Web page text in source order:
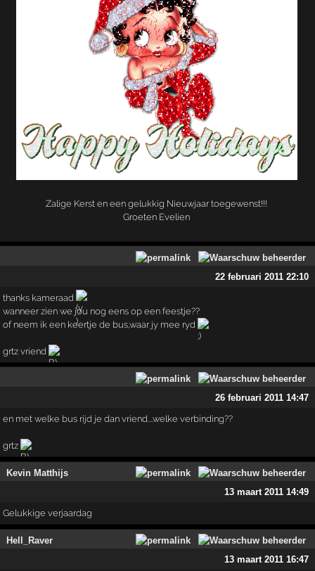
Zalige Kerst en een gelukkig Nieuwjaar toegewenst!!!
Groeten Evelien
22 februari 2011 22:10
thanks kameraad
wanneer zien we jou nog eens op een feestje??
of neem ik een keertje de bus,waar jy mee ryd
grtz vriend
26 februari 2011 14:47
en met welke bus rijd je dan vriend....welke verbinding??
grtz
Kevin Matthijs
13 maart 2011 14:49
Gelukkige verjaardag
Hell_Raver
13 maart 2011 16:47